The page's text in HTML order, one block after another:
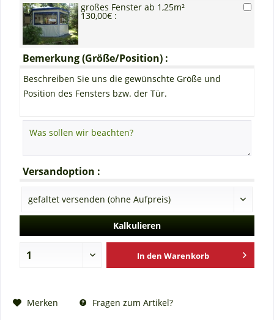
großes Fenster ab 1,25m²
130,00€ :
Bemerkung (Größe/Position) :
Beschreiben Sie uns die gewünschte Größe und
Position des Fensters bzw. der Tür.
Versandoption :
Kalkulieren
In den Warenkorb
Merken Fragen zum Artikel?